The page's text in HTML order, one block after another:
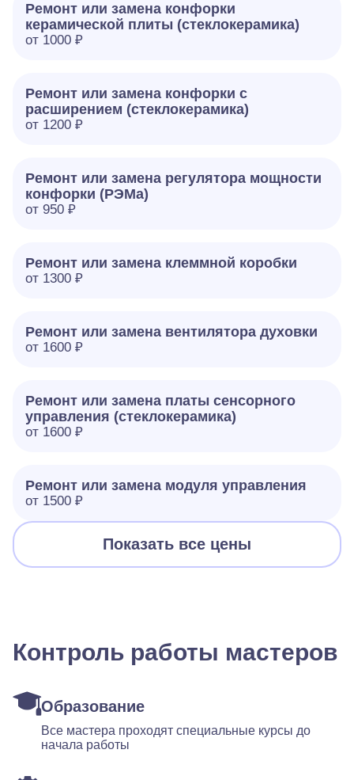
Ремонт или замена конфорки
керамической плиты (стеклокерамика)
от 1000 ₽
Ремонт или замена конфорки с
расширением (стеклокерамика)
от 1200 ₽
Ремонт или замена регулятора мощности
конфорки (РЭМа)
от 950 ₽
Ремонт или замена клеммной коробки
от 1300 ₽
Ремонт или замена вентилятора духовки
от 1600 ₽
Ремонт или замена платы сенсорного
управления (стеклокерамика)
от 1600 ₽
Ремонт или замена модуля управления
от 1500 ₽
Показать все цены
Контроль работы мастеров
Образование
Все мастера проходят специальные курсы до
начала работы